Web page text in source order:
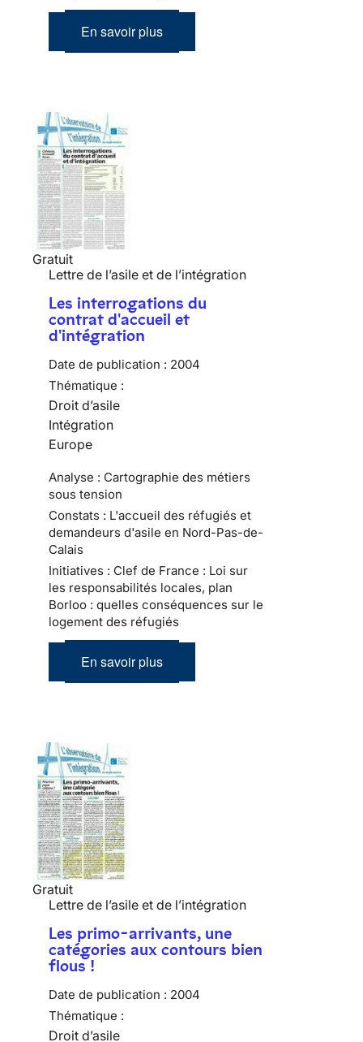
En savoir plus
Gratuit
Lettre de l’asile et de l’intégration
Les interrogations du
contrat d'accueil et
d'intégration
Date de publication : 2004
Thématique :
Droit d’asile
Intégration
Europe
Analyse : Cartographie des métiers
sous tension
Constats : L'accueil des réfugiés et
demandeurs d'asile en Nord-Pas-de-
Calais
Initiatives : Clef de France : Loi sur
les responsabilités locales, plan
Borloo : quelles conséquences sur le
logement des réfugiés
En savoir plus
Gratuit
Lettre de l’asile et de l’intégration
Les primo-arrivants, une
catégories aux contours bien
flous !
Date de publication : 2004
Thématique :
Droit d’asile